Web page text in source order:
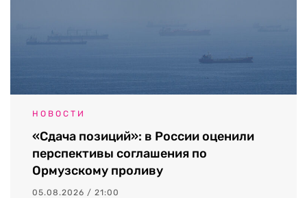
НОВОСТИ
«Сдача позиций»: в России оценили
перспективы соглашения по
Ормузскому проливу
05.08.2026 / 21:00